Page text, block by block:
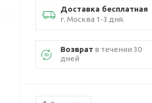
Доставка бесплатная
г. Москва 1-3 дня.
Возврат в течении 30
дней